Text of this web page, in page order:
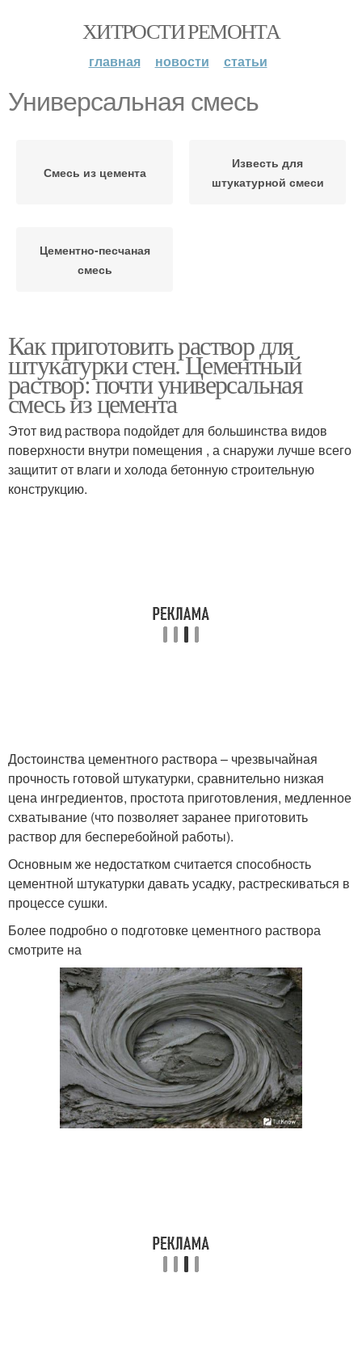
ХИТРОСТИ РЕМОНТА
главная новости статьи
Универсальная смесь
Смесь из цемента
Известь для
штукатурной смеси
Цементно-песчаная
смесь
Как приготовить раствор для
штукатурки стен. Цементный
раствор: почти универсальная
смесь из цемента
Этот вид раствора подойдет для большинства видов
поверхности внутри помещения , а снаружи лучше всего
защитит от влаги и холода бетонную строительную
конструкцию.
Достоинства цементного раствора – чрезвычайная
прочность готовой штукатурки, сравнительно низкая
цена ингредиентов, простота приготовления, медленное
схватывание (что позволяет заранее приготовить
раствор для бесперебойной работы).
Основным же недостатком считается способность
цементной штукатурки давать усадку, растрескиваться в
процессе сушки.
Более подробно о подготовке цементного раствора
смотрите на